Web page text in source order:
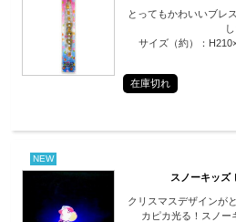
とってもかわいいブレ
サイズ（約）：
在庫切れ
NEW
スノーキッズ
クリスマスデザインが
カピカ光る！スノー